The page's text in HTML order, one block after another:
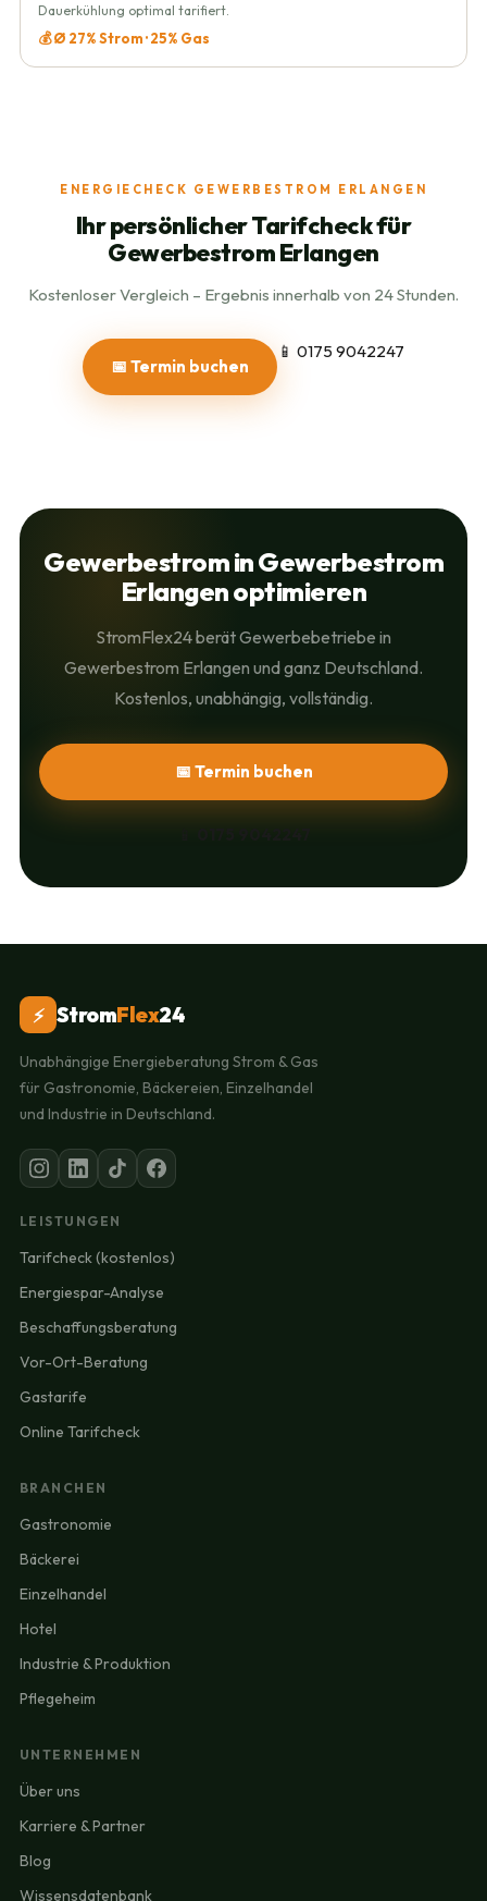
Dauerkühlung optimal tarifiert.
💰 Ø 27% Strom · 25% Gas
ENERGIECHECK GEWERBESTROM ERLANGEN
Ihr persönlicher Tarifcheck für
Gewerbestrom Erlangen
Kostenloser Vergleich – Ergebnis innerhalb von 24 Stunden.
📅 Termin buchen
📱 0175 9042247
Gewerbestrom in Gewerbestrom
Erlangen optimieren
StromFlex24 berät Gewerbebetriebe in
Gewerbestrom Erlangen und ganz Deutschland.
Kostenlos, unabhängig, vollständig.
📅 Termin buchen
⚡ StromFlex24
Unabhängige Energieberatung Strom & Gas
für Gastronomie, Bäckereien, Einzelhandel
und Industrie in Deutschland.
LEISTUNGEN
Tarifcheck (kostenlos)
Energiespar-Analyse
Beschaffungsberatung
Vor-Ort-Beratung
Gastarife
Online Tarifcheck
BRANCHEN
Gastronomie
Bäckerei
Einzelhandel
Hotel
Industrie & Produktion
Pflegeheim
UNTERNEHMEN
Über uns
Karriere & Partner
Blog
Wissensdatenbank